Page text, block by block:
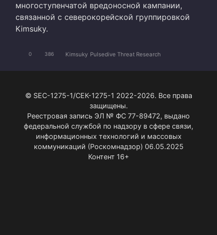
многоступенчатой вредоносной кампании,
связанной с северокорейской группировкой
Kimsuky.
0 386 Kimsuky Pulsedive Threat Research
© SEC-1275-1/СЕК-1275-1 2022-2026. Все права
защищены.
Реестровая запись ЭЛ № ФС 77-89472, выдано
федеральной службой по надзору в сфере связи,
информационных технологий и массовых
коммуникаций (Роскомнадзор) 06.05.2025
Контент 16+